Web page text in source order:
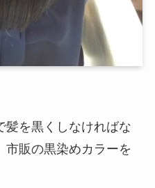
髪を黒くしなければな
市販の黒染めカラーを